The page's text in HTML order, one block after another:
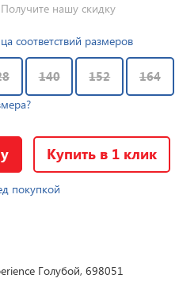
Получите нашу скидку
соответствий размеров
140 152 164
Купить в 1 клик
покупкой
Голубой, 698051